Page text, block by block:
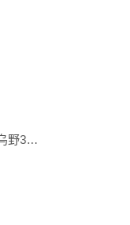
《黑子的篮球》里面,乌野高中最后赢了吗? 乌野3年拿到全国冠军了吗